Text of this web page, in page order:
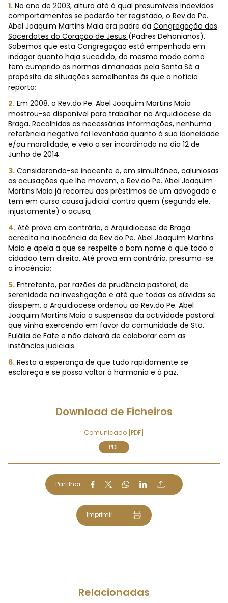
1. No ano de 2003, altura até à qual presumíveis indevidos
comportamentos se poderão ter registado, o Rev.do Pe.
Abel Joaquim Martins Maia era padre da Congregação dos
Sacerdotes do Coração de Jesus (Padres Dehonianos).
Sabemos que esta Congregação está empenhada em
indagar quanto haja sucedido, do mesmo modo como
tem cumprido as normas dimanadas pela Santa Sé a
propósito de situações semelhantes às que a notícia
reporta;
2. Em 2008, o Rev.do Pe. Abel Joaquim Martins Maia
mostrou-se disponível para trabalhar na Arquidiocese de
Braga. Recolhidas as necessárias informações, nenhuma
referência negativa foi levantada quanto à sua idoneidade
e/ou moralidade, e veio a ser incardinado no dia 12 de
Junho de 2014.
3. Considerando-se inocente e, em simultâneo, caluniosas
as acusações que lhe movem, o Rev.do Pe. Abel Joaquim
Martins Maia já recorreu aos préstimos de um advogado e
tem em curso causa judicial contra quem (segundo ele,
injustamente) o acusa;
4. Até prova em contrário, a Arquidiocese de Braga
acredita na inocência do Rev.do Pe. Abel Joaquim Martins
Maia e apela a que se respeite o bom nome a que todo o
cidadão tem direito. Até prova em contrário, presuma-se
a inocência;
5. Entretanto, por razões de prudência pastoral, de
serenidade na investigação e até que todas as dúvidas se
dissipem, a Arquidiocese ordenou ao Rev.do Pe. Abel
Joaquim Martins Maia a suspensão da actividade pastoral
que vinha exercendo em favor da comunidade de Sta.
Eulália de Fafe e não deixará de colaborar com as
instâncias judiciais.
6. Resta a esperança de que tudo rapidamente se
esclareça e se possa voltar à harmonia e à paz.
Download de Ficheiros
Comunicado [PDF]
PDF
Partilhar
Imprimir
Relacionadas